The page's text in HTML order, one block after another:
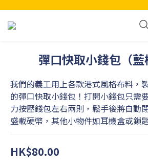
彈口快取小錢包（藍
我們的義工用上各款港式風格布料，
的彈口快取小錢包！打開小錢包只需
力按壓錢包左右兩則，鬆手後將自動
盛載硬幣，其他小物件如耳機盒或鎖
HK$80.00